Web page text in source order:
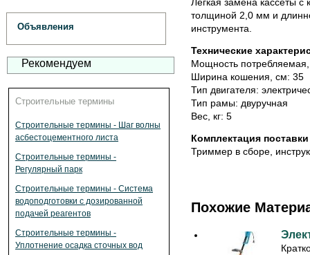
Объявления
Рекомендуем
Строительные термины
Строительные термины - Шаг волны
асбестоцементного листа
Строительные термины -
Регулярный парк
Строительные термины - Система
водоподготовки с дозированной
подачей реагентов
Строительные термины -
Уплотнение осадка сточных вод
Легкая замена кассеты с
толщиной 2,0 мм и
инструмента.
Технические
Мощность
Ширина кошения, см: 35
Тип двигателя:
Тип рамы: двуручная
Вес, кг: 5
Комплектация
Триммер в сборе,
Похожие